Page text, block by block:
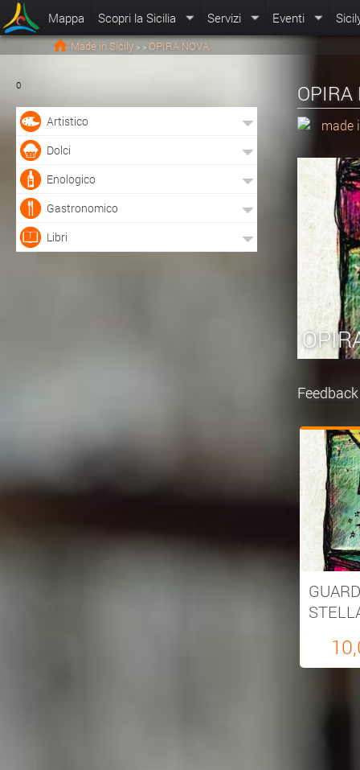
Mappa Scopri la Sicilia Servizi Eventi
Made in Sicily > > OPIRA NOVA
0
Artistico
Dolci
Enologico
Gastronomico
Libri
made
Feedback